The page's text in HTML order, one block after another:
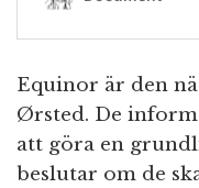
Equinor är den
Ørsted. De
att göra en
beslutar om de